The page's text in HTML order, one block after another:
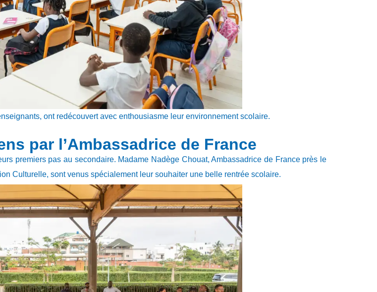
ont redécouvert avec enthousiasme leur environnement scolaire.
par l’Ambassadrice de France
premiers pas au secondaire. Madame Nadège Chouat, Ambassadrice de France près le
Culturelle, sont venus spécialement leur souhaiter une belle rentrée scolaire.